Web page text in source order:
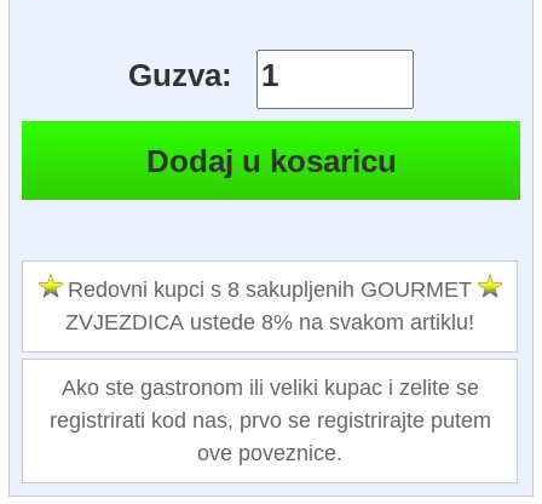
Guzva:
Redovni kupci s 8 sakupljenih GOURMET
ZVJEZDICA ustede 8% na svakom artiklu!
Ako ste gastronom ili veliki kupac i zelite se
registrirati kod nas, prvo se registrirajte putem
ove poveznice.